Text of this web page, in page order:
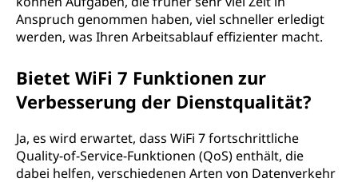
Anspruch genommen haben, viel schneller erledigt
werden, was Ihren Arbeitsablauf effizienter macht.
Bietet WiFi 7 Funktionen zur
Verbesserung der Dienstqualität?
Ja, es wird erwartet, dass WiFi 7 fortschrittliche
Quality-of-Service-Funktionen (QoS) enthält, die
dabei helfen, verschiedenen Arten von Datenverkehr